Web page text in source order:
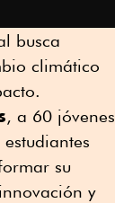
busca
climático
, a 60 jóvenes
su
y